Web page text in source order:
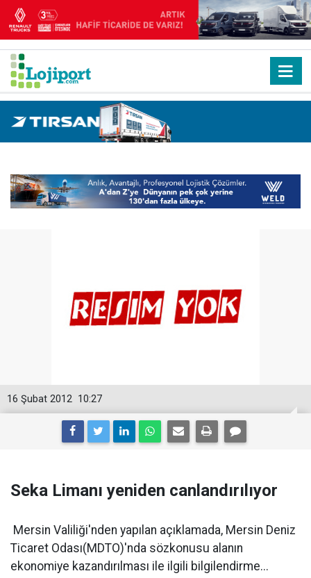
10:27
16 Şubat 2012
Seka Limanı yeniden canlandırılıyor
Mersin Valiliği'nden yapılan açıklamada, Mersin Deniz
Ticaret Odası(MDTO)'nda sözkonusu alanın
ekonomiye kazandırılması ile ilgili bilgilendirme...